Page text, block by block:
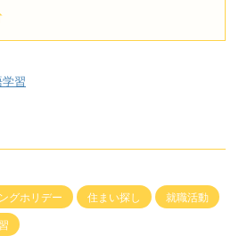
習
グホリデー 住まい探し
就職活動